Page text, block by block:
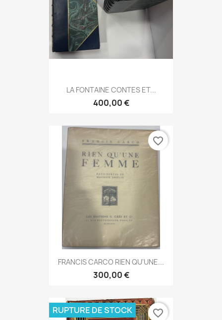
LA FONTAINE CONTES ET...
400,00 €
FRANCIS CARCO RIEN QU'UNE...
300,00 €
favorite_border
RUPTURE DE STOCK favorite_border